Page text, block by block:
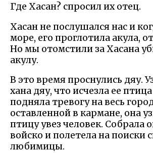
Где Хасан? спросил их отец.
Хасан не послушался нас и
море, его проглотила акула,
Но мы отомстили за Хасана
акулу.
В это время проснулись дяу.
хана дяу, что исчезла ее
подняла тревогу на весь
оставленной в кармане, она
птицу увез человек. Собрала
войско и полетела на поиски
любимицы.